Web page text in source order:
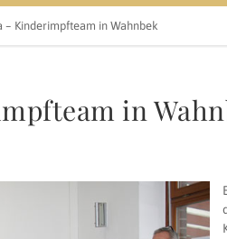
– Kinderimpfteam in Wahnbek
in